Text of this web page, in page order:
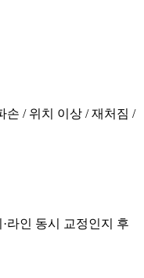
손 / 위치 이상 / 재처짐 /
라인 동시 교정인지 후